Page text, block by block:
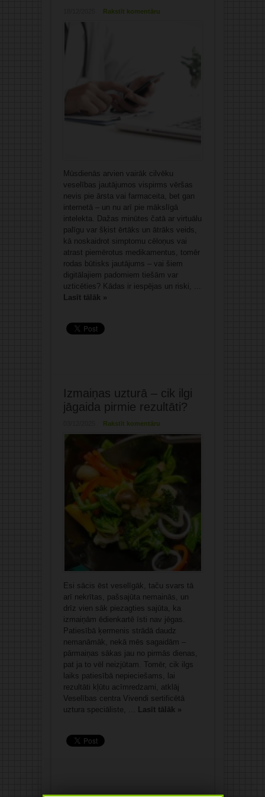
Rakstīt komentāru
Mūsdienās arvien vairāk cilvēku
veselības jautājumos vispirms vēršas
nevis pie ārsta vai farmaceita, bet gan
internetā – un nu arī pie mākslīgā
intelekta. Dažas minūtes čatā ar virtuālu
palīgu var šķist ērtāks un ātrāks veids,
kā noskaidrot simptomu cēloņus vai
atrast piemērotus medikamentus, tomēr
rodas būtisks jautājums – vai šiem
digitālajiem padomiem tiešām var
uzticēties? Kādas ir iespējas un riski, ...
Lasīt tālāk »
Izmaiņas uzturā – cik ilgi
jāgaida pirmie rezultāti?
Rakstīt komentāru
Esi sācis ēst veselīgāk, taču svars tā
arī nekrītas, pašsajūta nemainās, un
drīz vien sāk piezagties sajūta, ka
izmaiņām ēdienkartē īsti nav jēgas.
Patiesībā ķermenis strādā daudz
nemanāmāk, nekā mēs sagaidām –
pārmaiņas sākas jau no pirmās dienas,
pat ja to vēl neizjūtam. Tomēr, cik ilgs
laiks patiesībā nepieciešams, lai
rezultāti kļūtu acīmredzami, atklāj
Veselības centra Vivendi sertificētā
uztura speciāliste, ... Lasīt tālāk »